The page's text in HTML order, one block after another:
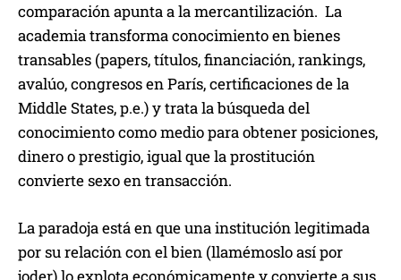
comparación apunta a la mercantilización. La
academia transforma conocimiento en bienes
transables (papers, títulos, financiación, rankings,
avalúo, congresos en París, certificaciones de la
Middle States, p.e.) y trata la búsqueda del
conocimiento como medio para obtener posiciones,
dinero o prestigio, igual que la prostitución
convierte sexo en transacción.
La paradoja está en que una institución legitimada
por su relación con el bien (llamémoslo así por